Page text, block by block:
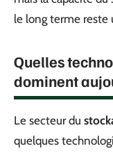
le long terme reste
Quelles
dominent
Le secteur du
quelques